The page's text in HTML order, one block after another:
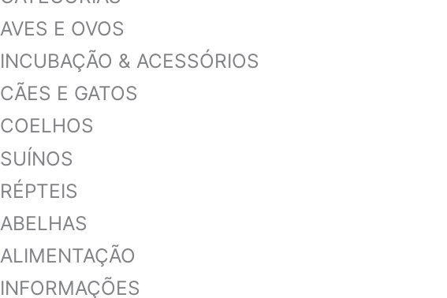
AVES E OVOS
INCUBAÇÃO & ACESSÓRIOS
CÃES E GATOS
COELHOS
SUÍNOS
RÉPTEIS
ABELHAS
ALIMENTAÇÃO
INFORMAÇÕES